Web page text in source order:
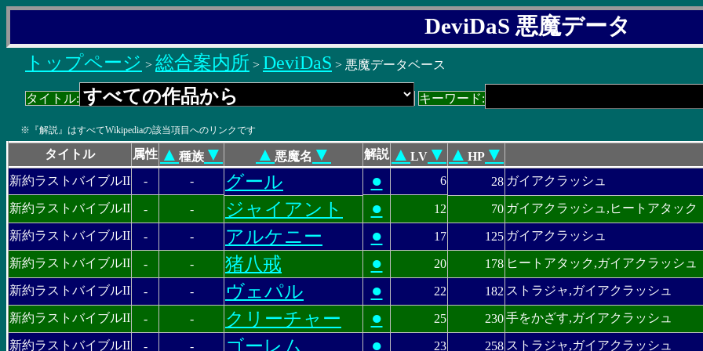
DeviDaS 悪魔データ
トップページ > 総合案内所 > DeviDaS > 悪魔データベース
タイトル: キーワード:
※『解説』はすべてWikipediaの該当項目へのリンクです
タイトル 属性 ▲ 種族 ▼ ▲ 悪魔名 ▼ 解説 ▲ LV ▼ ▲ HP ▼
新約ラストバイブルII - - グール ● 6 28 ガイアクラッシュ
新約ラストバイブルII - - ジャイアント ● 12 70 ガイアクラッシュ,ヒートアタック
新約ラストバイブルII - - アルケニー ● 17 125 ガイアクラッシュ
新約ラストバイブルII - - 猪八戒 ● 20 178 ヒートアタック,ガイアクラッシュ
新約ラストバイブルII - - ヴェパル ● 22 182 ストラジャ,ガイアクラッシュ
新約ラストバイブルII - - クリーチャー ● 25 230手をかざす,ガイアクラッシュ
新約ラストバイブルII - - ゴーレム ● 23 258 ストラジャ,ガイアクラッシュ